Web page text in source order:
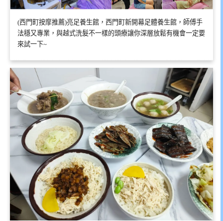
(西門町按摩推薦)亮足養生館，西門町新開幕足體養生館，師傅手
法穩又專業，與越式洗髮不一樣的頭療讓你深層放鬆有機會一定要
來試一下~